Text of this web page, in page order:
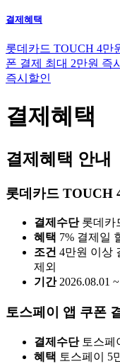
결제혜택
롯데카드 TOUCH 4만
폰 결제 최대 2만원 즉
즉시할인
결제혜택
결제혜택 안내
롯데카드 TOUCH
결제수단 롯데카
혜택 7% 결제일
조건 4만원 이상
제외
기간 2026.08.01
토스페이 앱 쿠폰
결제수단 토스페
혜택 토스페이 5